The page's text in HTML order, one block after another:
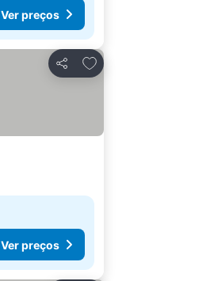
Ver preços
Partilhar
Adicionar aos favoritos
Ver preços